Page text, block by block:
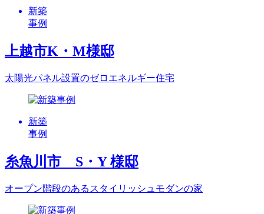
新築
事例
上越市K・M様邸
太陽光パネル設置のゼロエネルギー住宅
新築
事例
糸魚川市 S・Y 様邸
オープン階段のあるスタイリッシュモダンの家